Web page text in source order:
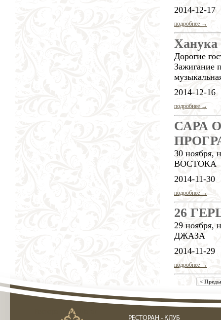
2014-12-17
подробнее →
Дорогие
Зажигание
2014-12-16
подробнее →
САРА
30
ВОСТОКА
2014-11-30
подробнее →
26
29
ДЖАЗА
2014-11-29
подробнее →
<
Ресторан клуб Шагал
РЕСТОРАН - КЛУБ